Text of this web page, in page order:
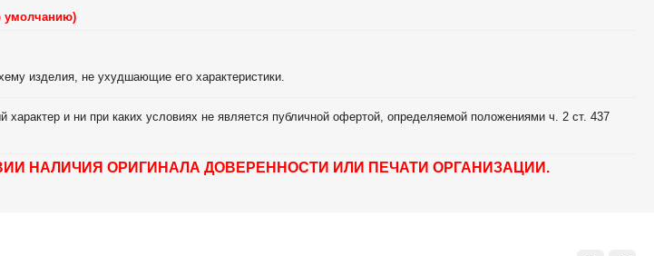
умолчанию)
изделия, не ухудшающие его характеристики.
и ни при каких условиях не является публичной офертой, определяемой положениями ч. 2 ст. 437
НАЛИЧИЯ ОРИГИНАЛА ДОВЕРЕННОСТИ ИЛИ ПЕЧАТИ ОРГАНИЗАЦИИ.